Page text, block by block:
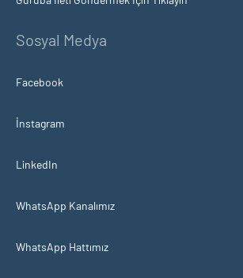
Sosyal Medya
Facebook
İnstagram
LinkedIn
WhatsApp Kanalımız
WhatsApp Hattımız